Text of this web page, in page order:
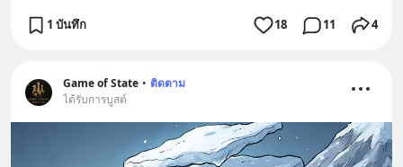
1 บันทึก 18 11 4
Game of State • ติดตาม
ได้รับการบูสต์